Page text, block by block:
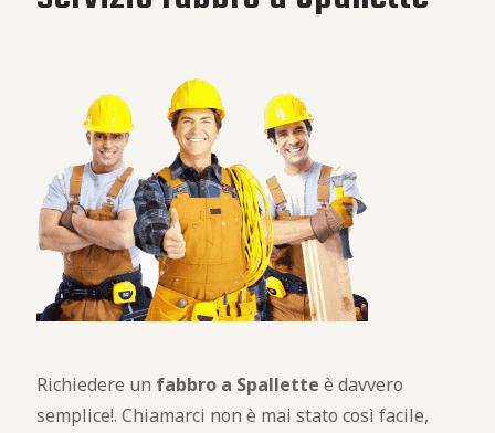
Richiedere un fabbro a Spallette è davvero
semplice!. Chiamarci non è mai stato così facile,